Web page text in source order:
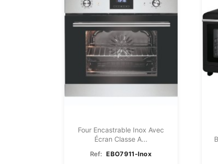
Four Encastrable Inox Avec
Écran Classe A...
Ref: EBO7911-Inox